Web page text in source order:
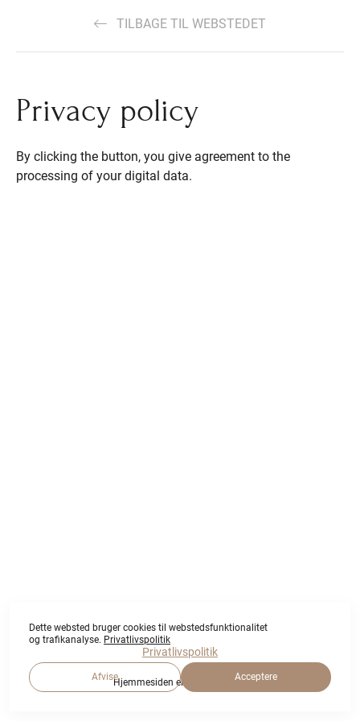
TILBAGE TIL WEBSTEDET
Privacy policy
By clicking the button, you give agreement to the
processing of your digital data.
Privatlivspolitik
Hjemmesiden er lavet af wfolio
Dette websted bruger cookies til webstedsfunktionalitet
og trafikanalyse. Privatlivspolitik
Afvise Acceptere